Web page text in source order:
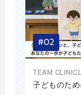
TEAM
子どものた